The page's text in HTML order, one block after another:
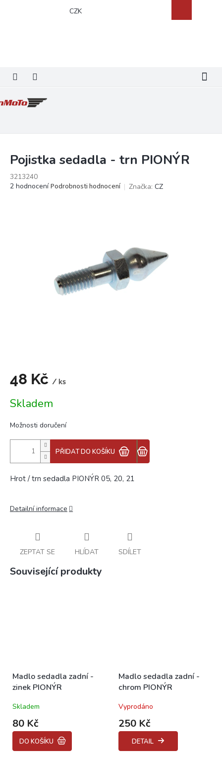
CZK
košík
Pojistka sedadla - trn PIONÝR
3213240
Průměrné
2 hodnocení Podrobnosti hodnocení Značka: CZ
48 Kč / ks
cena:
Skladem
Možnosti doručení
PŘIDAT DO KOŠÍKU
Hrot / trn sedadla PIONÝR 05, 20, 21
Detailní informace
ZEPTAT SE HLÍDAT SDÍLET
Související produkty
Madlo sedadla zadní -
zinek PIONÝR
Skladem
80 Kč
DO KOŠÍKU
Madlo sedadla zadní -
chrom PIONÝR
Vyprodáno
250 Kč
DETAIL